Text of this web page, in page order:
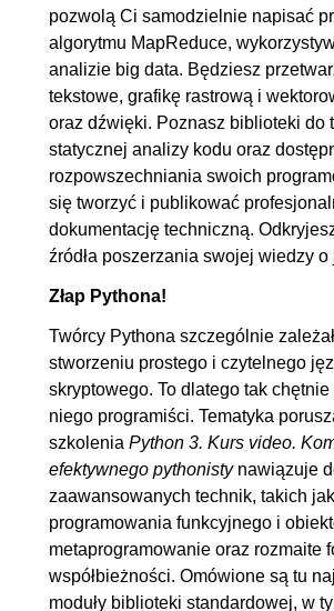
8.4. Problem producenta i
konsumenta
8.5. Kolejka
8.6. Procesy
8.7. Pule wątków
8.8. Zwalnianie blokady GIL
8.9. Przetwarzanie
asynchroniczne (cz. 1.)
8.10. Przetwarzanie
9. Projekt w Pythonie
9.1. Struktura katalogów
9.2. Dokumentacja (cz. 1.)
9.3. Dokumentacja (cz. 2.)
9.4. Kontrola jakości
9.5. Rozpowszechnianie
10. Zakończenie
pozwolą Ci samodzielnie napisać
algorytmu MapReduce,
analizie big data. Będziesz
tekstowe, grafikę rastrową i
oraz dźwięki. Poznasz biblioteki do
statycznej analizy kodu oraz
rozpowszechniania swoich
się tworzyć i publikować
dokumentację techniczną.
źródła poszerzania swojej wiedzy o
Złap Pythona!
Twórcy Pythona szczególnie
stworzeniu prostego i czytelnego
skryptowego. To dlatego tak
niego programiści. Tematyka
szkolenia Python 3. Kurs video.
efektywnego pythonisty nawiązuje
zaawansowanych technik, takich
programowania funkcyjnego i
metaprogramowanie oraz rozmaite
współbieżności. Omówione są tu
moduły biblioteki standardowej, w